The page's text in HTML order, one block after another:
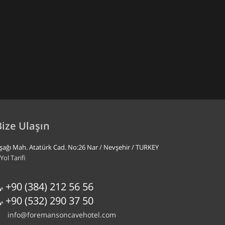
Ulaşın
Mah. Atatürk Cad. No:26 Nar / Nevşehir / TURKEY
Tarifi
+90 (384) 212 56 56
+90 (532) 290 37 50
info@foremansoncavehotel.com